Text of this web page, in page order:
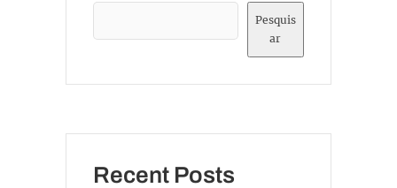
Pesquis
ar
Recent Posts